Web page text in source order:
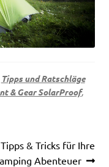
Tipps und Ratschläge
& Gear SolarProof,
Nächster
Beitrag:
Tipps & Tricks für Ihre
Abenteuer